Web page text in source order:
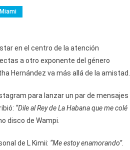
en el centro de la atención
a otro exponente del género
Hernández va más allá de la amistad.
para lanzar un par de mensajes
“Dile al Rey de La Habana que me colé
disco de Wampi.
de L Kimii: “Me estoy enamorando”.